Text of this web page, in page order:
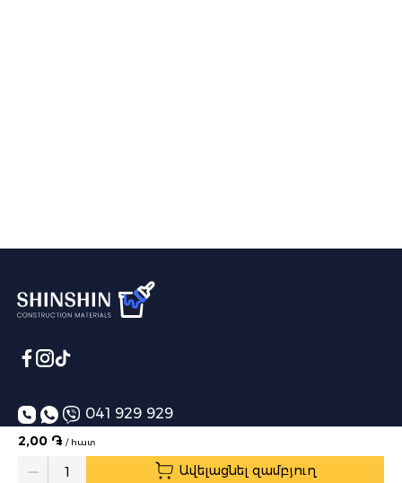
2,00 ֏ / հատ
Quantity Ավելացնել զամբյուղ
041 929 929
info@shinshin.am
Առաքման ժամեր՝ 10:00-19:00